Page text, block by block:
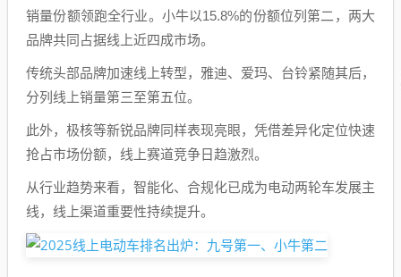
销量份额领跑全行业。小牛以15.8%的份额位列第二，两大
品牌共同占据线上近四成市场。
传统头部品牌加速线上转型，雅迪、爱玛、台铃紧随其后，
分列线上销量第三至第五位。
此外，极核等新锐品牌同样表现亮眼，凭借差异化定位快速
抢占市场份额，线上赛道竞争日趋激烈。
从行业趋势来看，智能化、合规化已成为电动两轮车发展主
线，线上渠道重要性持续提升。